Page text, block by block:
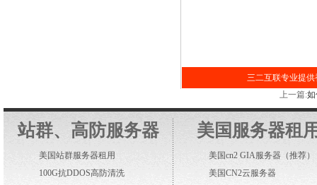
三二互联专业提
上一篇:如
站群、高防服务器
美国站群服务器租用
100G抗DDOS高防清洗
美国服务器租
美国cn2 GIA服务器 （推荐）
美国CN2云服务器